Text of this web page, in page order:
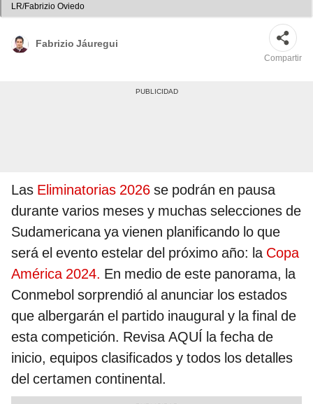
LR/Fabrizio Oviedo
Fabrizio Jáuregui
Compartir
Las Eliminatorias 2026 se podrán en pausa
durante varios meses y muchas selecciones de
Sudamericana ya vienen planificando lo que
será el evento estelar del próximo año: la Copa
América 2024. En medio de este panorama, la
Conmebol sorprendió al anunciar los estados
que albergarán el partido inaugural y la final de
esta competición. Revisa AQUÍ la fecha de
inicio, equipos clasificados y todos los detalles
del certamen continental.